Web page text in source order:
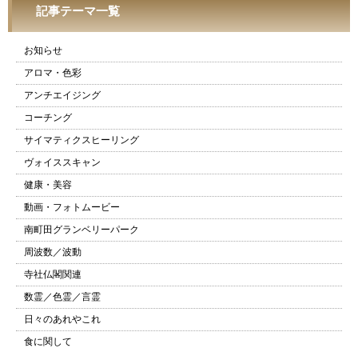
記事テーマ一覧
お知らせ
アロマ・色彩
アンチエイジング
コーチング
サイマティクスヒーリング
ヴォイススキャン
健康・美容
動画・フォトムービー
南町田グランベリーパーク
周波数／波動
寺社仏閣関連
数霊／色霊／言霊
日々のあれやこれ
食に関して